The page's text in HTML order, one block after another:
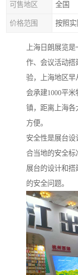
可售地区 全国
价格范围 按照实
上海日朗展览
作、会议活动搭
验，上海地区早
会承建1000平
镇，距离上海各
方便。
安全性是展台
合当地的安全标
展台的设计和
的安全问题。